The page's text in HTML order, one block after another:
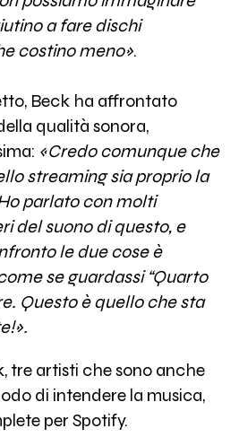
a fare dischi
costino meno».
Beck ha affrontato
qualità sonora,
«Credo comunque che
streaming sia proprio la
parlato con molti
del suono di questo, e
le due cose è
se guardassi “Quarto
Questo è quello che sta
tre artisti che sono anche
di intendere la musica,
per Spotify.